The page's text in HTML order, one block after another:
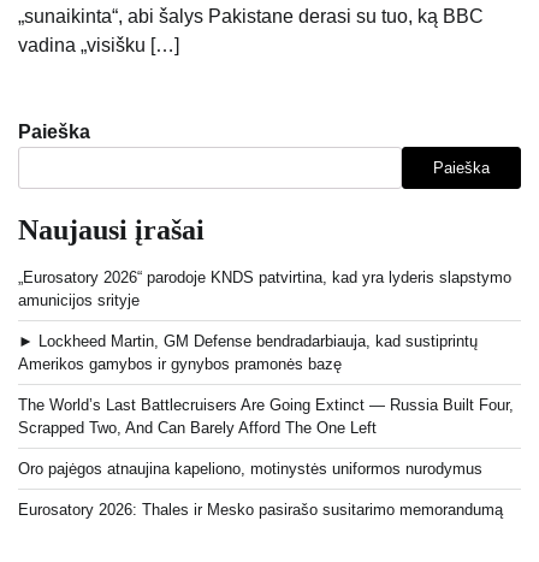
„sunaikinta“, abi šalys Pakistane derasi su tuo, ką BBC
vadina „visišku […]
Paieška
Paieška
Naujausi įrašai
„Eurosatory 2026“ parodoje KNDS patvirtina, kad yra lyderis slapstymo
amunicijos srityje
► Lockheed Martin, GM Defense bendradarbiauja, kad sustiprintų
Amerikos gamybos ir gynybos pramonės bazę
The World’s Last Battlecruisers Are Going Extinct — Russia Built Four,
Scrapped Two, And Can Barely Afford The One Left
Oro pajėgos atnaujina kapeliono, motinystės uniformos nurodymus
Eurosatory 2026: Thales ir Mesko pasirašo susitarimo memorandumą